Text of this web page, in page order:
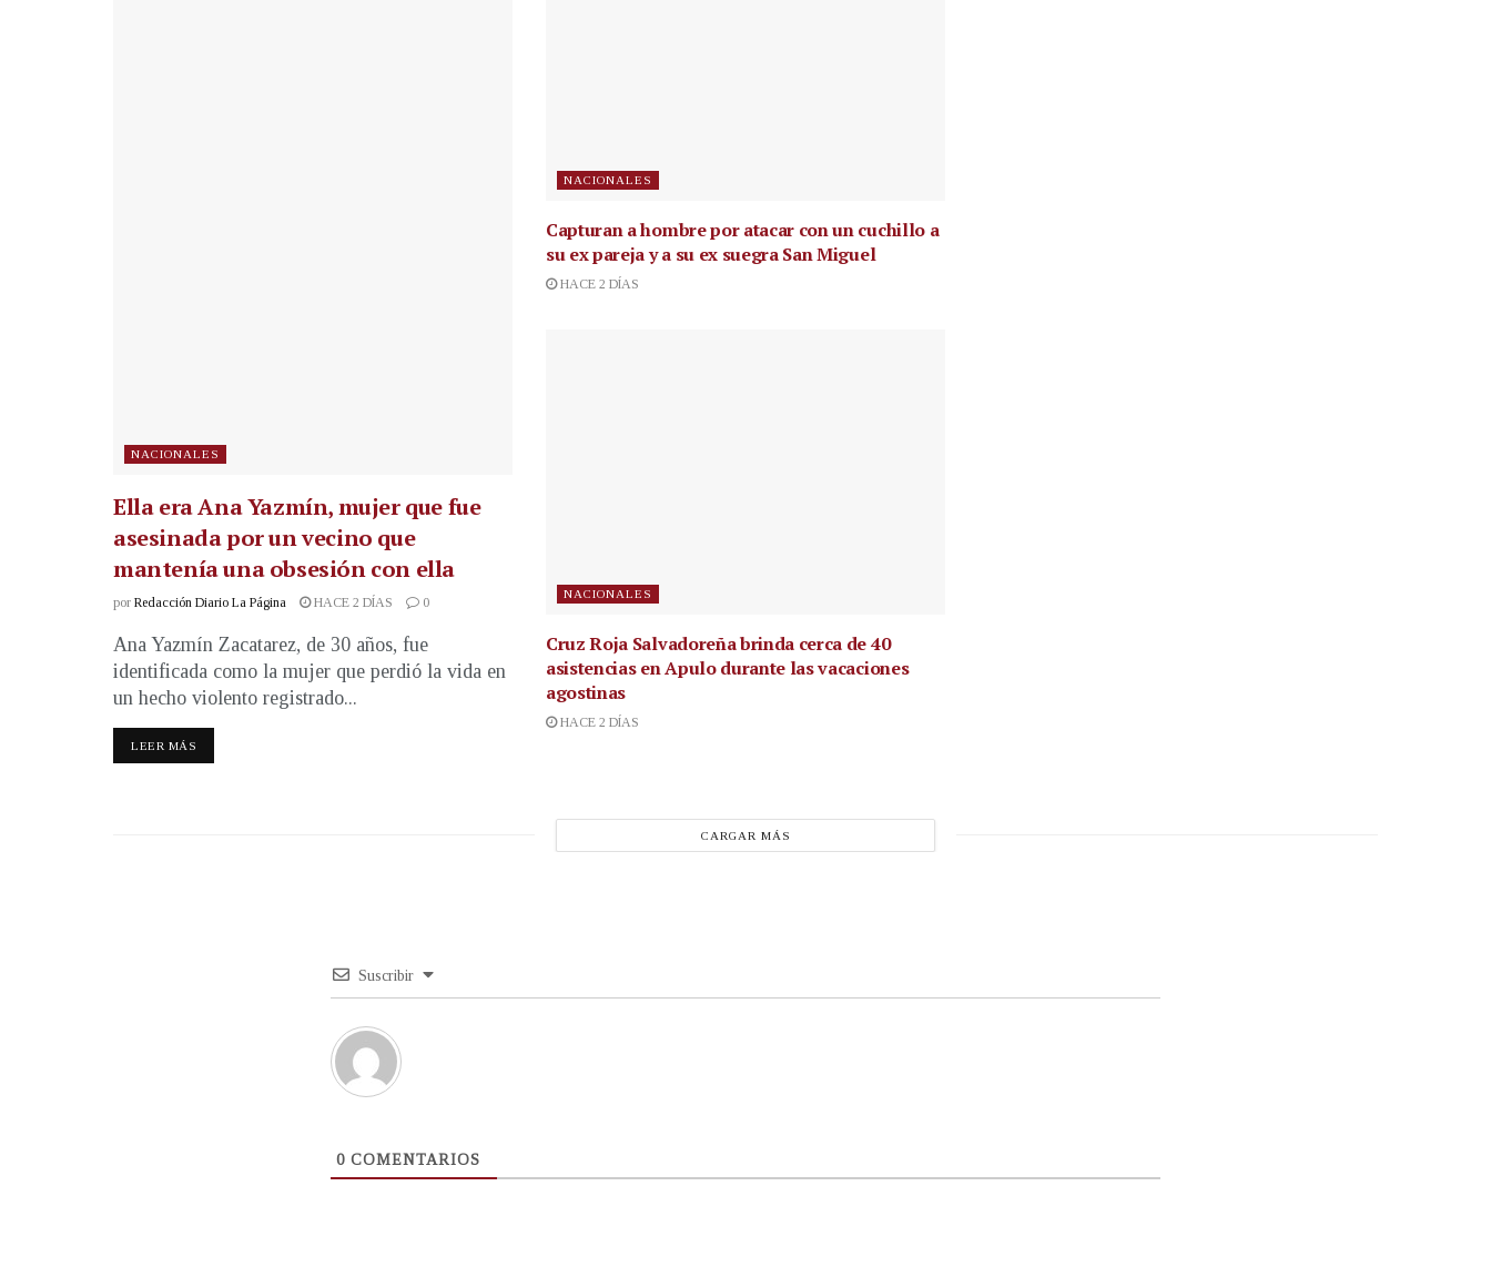
NACIONALES
Ella era Ana Yazmín, mujer que fue
asesinada por un vecino que
mantenía una obsesión con ella
por Redacción Diario La Página HACE 2 DÍAS 0
Ana Yazmín Zacatarez, de 30 años, fue
identificada como la mujer que perdió la vida en
un hecho violento registrado...
LEER MÁS
NACIONALES
Capturan a hombre por atacar con un cuchillo a
su ex pareja y a su ex suegra San Miguel
HACE 2 DÍAS
NACIONALES
Cruz Roja Salvadoreña brinda cerca de 40
asistencias en Apulo durante las vacaciones
agostinas
HACE 2 DÍAS
CARGAR MÁS
Suscribir
0 COMENTARIOS